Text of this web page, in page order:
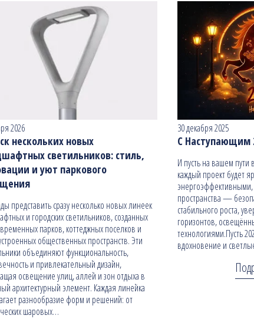
2026
нескольких новых
светильников: стиль,
и уют паркового
представить сразу несколько новых линеек
и городских светильников, созданных
парков, коттеджных поселков и
общественных пространств. Эти
объединяют функциональность,
и привлекательный дизайн,
освещение улиц, аллей и зон отдыха в
архитектурный элемент. Каждая линейка
разнообразие форм и решений: от
шаровых…
30 декабря 2025
С Наступающим
И пусть на вашем пути
каждый проект
энергоэффективными,
пространства —
стабильного роста,
горизонтов,
технологиями.Пусть
вдохновение и